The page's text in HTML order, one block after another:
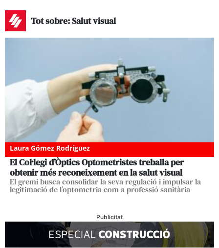
Tot sobre: Salut visual
Laura Gómez Rodríguez
El Col·legi d’Òptics Optometristes treballa per
obtenir més reconeixement en la salut visual
El gremi busca consolidar la seva regulació i impulsar la
legitimació de l’optometria com a professió sanitària
Publicitat